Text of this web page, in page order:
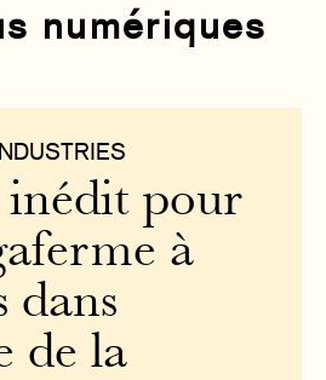
numériques
inédit pour
à
dans
de la